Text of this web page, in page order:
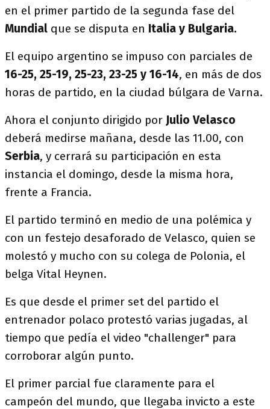
en el primer partido de la segunda fase del
Mundial que se disputa en Italia y Bulgaria.
El equipo argentino se impuso con parciales de
16-25, 25-19, 25-23, 23-25 y 16-14, en más de dos
horas de partido, en la ciudad búlgara de Varna.
Ahora el conjunto dirigido por Julio Velasco
deberá medirse mañana, desde las 11.00, con
Serbia, y cerrará su participación en esta
instancia el domingo, desde la misma hora,
frente a Francia.
El partido terminó en medio de una polémica y
con un festejo desaforado de Velasco, quien se
molestó y mucho con su colega de Polonia, el
belga Vital Heynen.
Es que desde el primer set del partido el
entrenador polaco protestó varias jugadas, al
tiempo que pedía el video "challenger" para
corroborar algún punto.
El primer parcial fue claramente para el
campeón del mundo, que llegaba invicto a este